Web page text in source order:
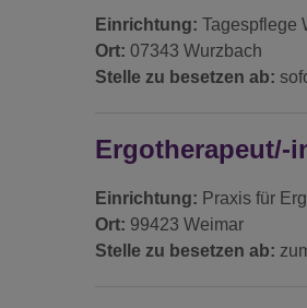
Einrichtung: Tagespflege
Ort: 07343 Wurzbach
Stelle zu besetzen ab:
Ergotherapeut/-
Einrichtung: Praxis für
Ort: 99423 Weimar
Stelle zu besetzen ab: